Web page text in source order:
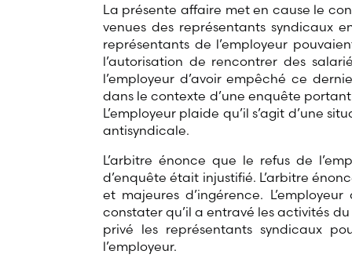
La présente affaire met en cause le
venues des représentants syndicaux
représentants de l’employeur
l’autorisation de rencontrer des
l’employeur d’avoir empêché ce
dans le contexte d’une enquête
L’employeur plaide qu’il s’agit d’une
antisyndicale.
L’arbitre énonce que le refus de
d’enquête était injustifié. L’arbitre
et majeures d’ingérence.
constater qu’il a entravé les activités
privé les représentants syndicaux
l’employeur.